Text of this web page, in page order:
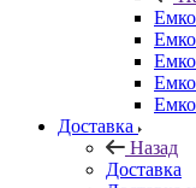
Доставка
Назад
Доставка